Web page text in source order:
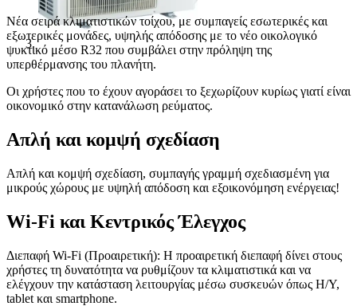
Νέα σειρά κλιματιστικών τοίχου, με συμπαγείς εσωτερικές και
εξωτερικές μονάδες, υψηλής απόδοσης με το νέο οικολογικό
ψυκτικό μέσο R32 που συμβάλει στην πρόληψη της
υπερθέρμανσης του πλανήτη.
Οι χρήστες που το έχουν αγοράσει το ξεχωρίζουν κυρίως γιατί είναι
οικονομικό στην κατανάλωση ρεύματος.
Απλή και κομψή σχεδίαση
Απλή και κομψή σχεδίαση, συμπαγής γραμμή σχεδιασμένη για
μικρούς χώρους με υψηλή απόδοση και εξοικονόμηση ενέργειας!
Wi-Fi και Κεντρικός Έλεγχος
Διεπαφή Wi-Fi (Προαιρετική): Η προαιρετική διεπαφή δίνει στους
χρήστες τη δυνατότητα να ρυθμίζουν τα κλιματιστικά και να
ελέγχουν την κατάσταση λειτουργίας μέσω συσκευών όπως Η/Υ,
tablet και smartphone.